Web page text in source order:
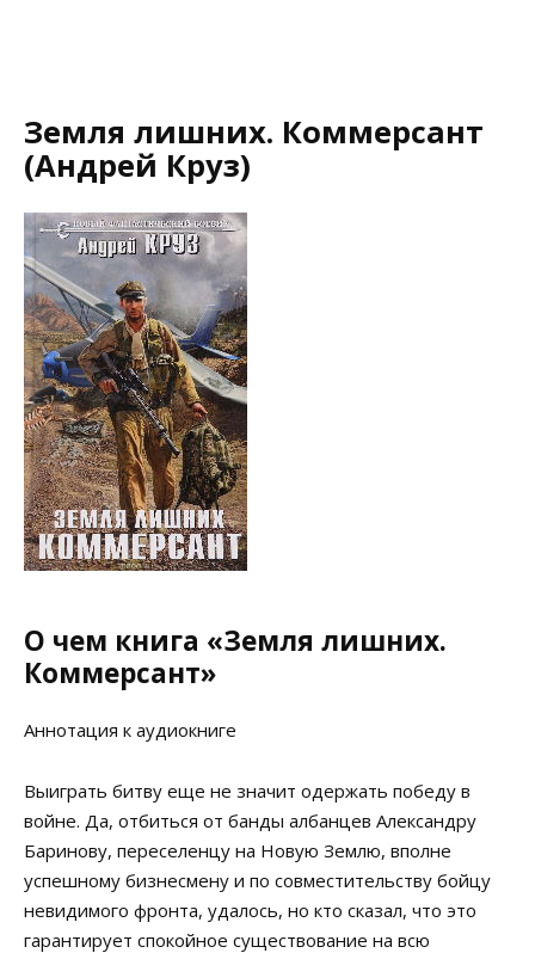
Земля лишних. Коммерсант
(Андрей Круз)
О чем книга «Земля лишних.
Коммерсант»
Аннотация к аудиокниге
Выиграть битву еще не значит одержать победу в
войне. Да, отбиться от банды албанцев Александру
Баринову, переселенцу на Новую Землю, вполне
успешному бизнесмену и по совместительству бойцу
невидимого фронта, удалось, но кто сказал, что это
гарантирует спокойное существование на всю